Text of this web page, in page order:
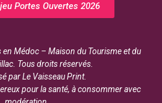
Portes Ouvertes 2026
Médoc – Maison du Tourisme et du
Tous droits réservés.
par Le Vaisseau Print.
pour la santé, à consommer avec